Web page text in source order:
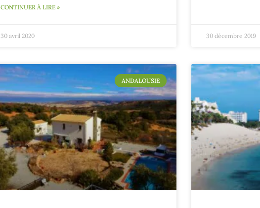
CONTINUER À LIRE »
30 avril 2020 30 décembre 2019
ANDALOUSIE